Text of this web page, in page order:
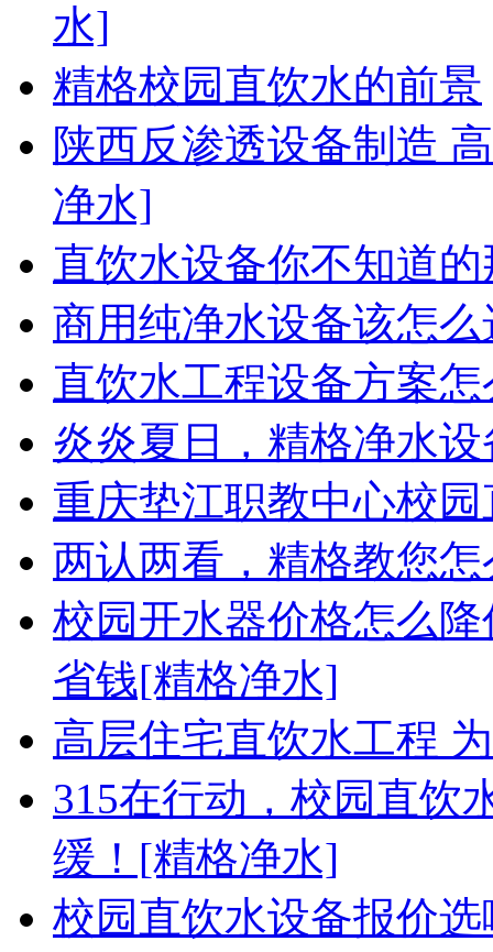
水]
精格校园直饮水的前景
陕西反渗透设备制造
净水]
直饮水设备你不知道
商用纯净水设备该怎
直饮水工程设备方案
炎炎夏日，精格净水
重庆垫江职教中心校
两认两看，精格教您
校园开水器价格怎么
省钱[精格净水]
高层住宅直饮水工程
315在行动，校园直饮
缓！[精格净水]
校园直饮水设备报价